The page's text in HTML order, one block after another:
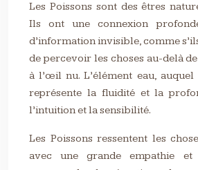
Les Poissons sont des êtres
Ils ont une connexion
d’information invisible, comme
de percevoir les choses au-delà
à l’œil nu. L’élément eau, auquel
représente la fluidité et la
l’intuition et la sensibilité.
Les Poissons ressentent les
avec une grande empathie